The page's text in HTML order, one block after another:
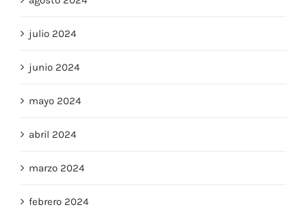
agosto 2024
julio 2024
junio 2024
mayo 2024
abril 2024
marzo 2024
febrero 2024